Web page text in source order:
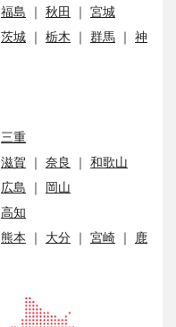
福島 ｜ 秋田 ｜ 宮城
茨城 ｜ 栃木 ｜ 群馬 ｜ 神
三重
滋賀 ｜ 奈良 ｜ 和歌山
広島 ｜
岡山
高知
熊本 ｜ 大分 ｜ 宮崎 ｜
鹿